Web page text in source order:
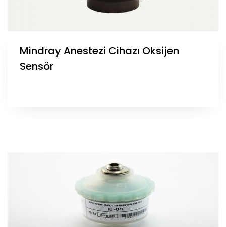
Mindray Anestezi Cihazı Oksijen
Sensör